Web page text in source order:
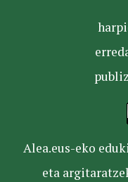
Alea.eus-eko
eta